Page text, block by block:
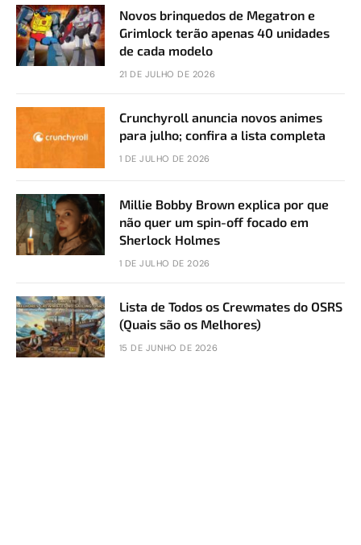
Novos brinquedos de Megatron e
Grimlock terão apenas 40 unidades
de cada modelo
21 DE JULHO DE 2026
Crunchyroll anuncia novos animes
para julho; confira a lista completa
1 DE JULHO DE 2026
Millie Bobby Brown explica por que
não quer um spin-off focado em
Sherlock Holmes
1 DE JULHO DE 2026
Lista de Todos os Crewmates do OSRS
(Quais são os Melhores)
15 DE JUNHO DE 2026